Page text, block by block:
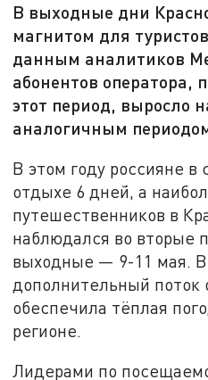
В выходные дни
магнитом для
данным аналитиков
абонентов оператора,
этот период, выросло
аналогичным
В этом году россияне
отдыхе 6 дней, а
путешественников в
наблюдался во вторые
выходные — 9-11 мая.
дополнительный
обеспечила тёплая
регионе.
Лидерами по